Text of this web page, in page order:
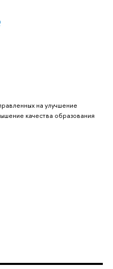
на улучшение
качества образования